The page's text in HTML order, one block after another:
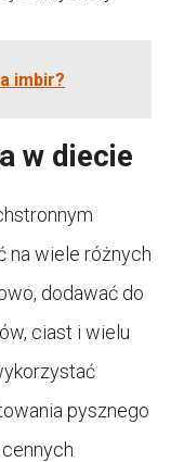
imbir?
w diecie
na wiele różnych
dodawać do
ciast i wielu
pysznego